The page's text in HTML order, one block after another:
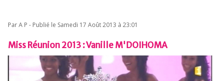
Par A P - Publié le Samedi 17 Août 2013 à 23:01
Miss Réunion 2013 : Vanille M'DOIHOMA